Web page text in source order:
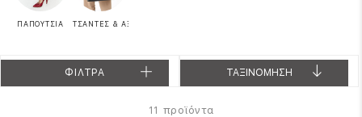
ΠΑΠΟΥΤΣΙΑ ΤΣΑΝΤΕΣ & ΑΞΕΣΟΥΑΡ
ΦΙΛΤΡΑ ΤΑΞΙΝΟΜΗΣΗ
11 προϊόντα